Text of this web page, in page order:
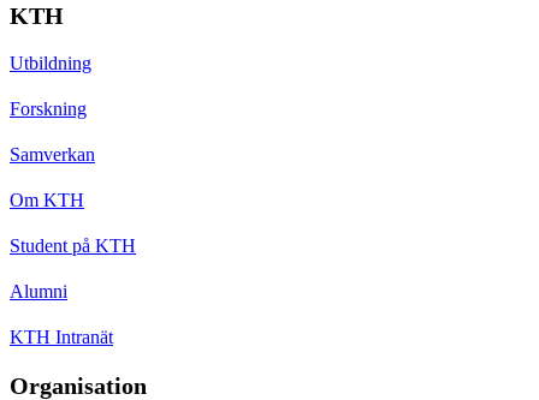
KTH
Utbildning
Forskning
Samverkan
Om KTH
Student på KTH
Alumni
KTH Intranät
Organisation